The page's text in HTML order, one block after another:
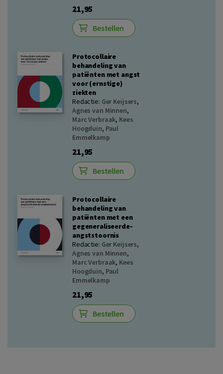
21,95
Bestellen
Protocollaire
behandeling van
patiënten met angst
voor (ernstige)
ziekten
Redactie: Ger Keijsers,
Agnes van Minnen,
Marc Verbraak, Kees
Hoogduin, Paul
Emmelkamp
21,95
Bestellen
Protocollaire
behandeling van
patiënten met een
gegeneraliseerde-
angststoornis
Redactie: Ger Keijsers,
Agnes van Minnen,
Marc Verbraak, Kees
Hoogduin, Paul
Emmelkamp
21,95
Bestellen